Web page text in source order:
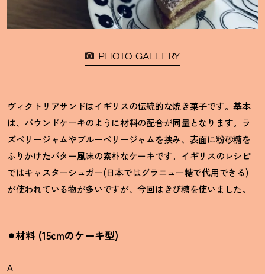
PHOTO GALLERY
ヴィクトリアサンドはイギリスの伝統的な焼き菓子です。基本
は、パウンドケーキのように材料の配合が同量となります。ラ
ズベリージャムやブルーベリージャムを挟み、表面に粉砂糖を
ふりかけたバター風味の素朴なケーキです。イギリスのレシピ
ではキャスターシュガー(日本ではグラニュー糖で代用できる)
が使われている物が多いですが、今回はきび糖を使いました。
⚫︎材料 (15cmのケーキ型)
A